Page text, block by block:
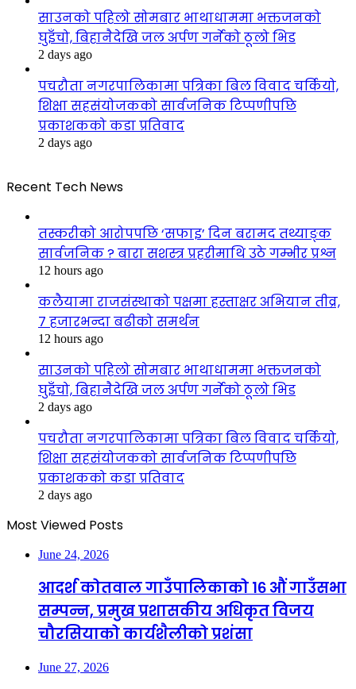
साउनको पहिलो सोमबार भाथाधाममा भक्तजनको
घुइँचो, बिहानैदेखि जल अर्पण गर्नेको ठूलो भिड
2 days ago
पचरौता नगरपालिकामा पत्रिका बिल विवाद चर्कियो,
शिक्षा सहसंयोजकको सार्वजनिक टिप्पणीपछि
प्रकाशकको कडा प्रतिवाद
2 days ago
Recent Tech News
तस्करीको आरोपपछि ‘सफाइ’ दिन बरामद तथ्याङ्क
सार्वजनिक ? बारा सशस्त्र प्रहरीमाथि उठे गम्भीर प्रश्न
12 hours ago
कलैयामा राजसंस्थाको पक्षमा हस्ताक्षर अभियान तीव्र,
७ हजारभन्दा बढीको समर्थन
12 hours ago
साउनको पहिलो सोमबार भाथाधाममा भक्तजनको
घुइँचो, बिहानैदेखि जल अर्पण गर्नेको ठूलो भिड
2 days ago
पचरौता नगरपालिकामा पत्रिका बिल विवाद चर्कियो,
शिक्षा सहसंयोजकको सार्वजनिक टिप्पणीपछि
प्रकाशकको कडा प्रतिवाद
2 days ago
Most Viewed Posts
June 24, 2026
आदर्श कोतवाल गाउँपालिकाको १६ औं गाउँसभा
सम्पन्न, प्रमुख प्रशासकीय अधिकृत विजय
चौरसियाको कार्यशैलीको प्रशंसा
June 27, 2026